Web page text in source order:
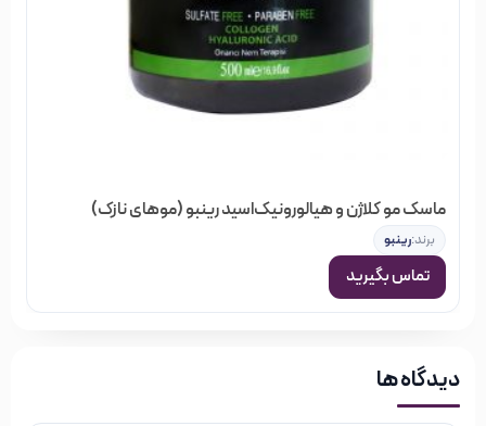
ماسک مو کلاژن و هیالورونیک‌اسید رینبو (موهای نازک)
برند:رینبو
تماس بگیرید
دیدگاه ها